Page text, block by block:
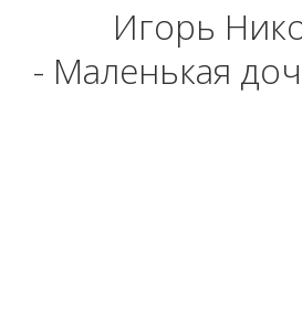
Игорь
- Маленькая